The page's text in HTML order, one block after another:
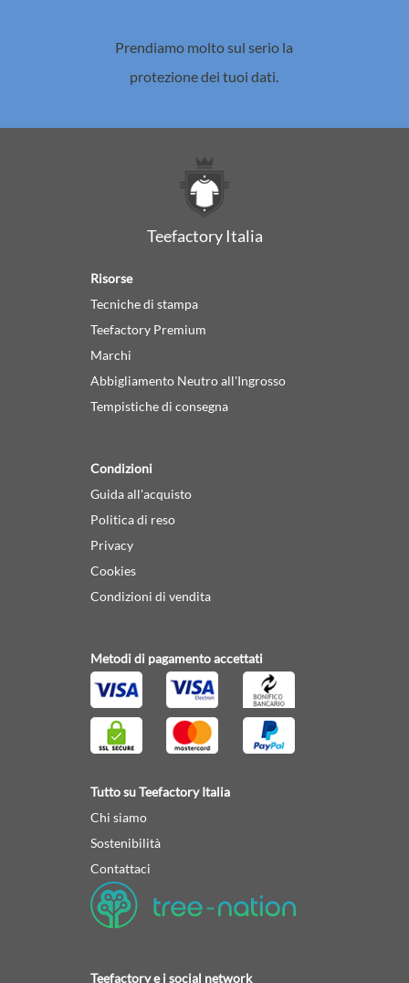
Prendiamo molto sul serio la
protezione dei tuoi dati.
Teefactory Italia
Risorse
Tecniche di stampa
Teefactory Premium
Marchi
Abbigliamento Neutro all'Ingrosso
Tempistiche di consegna
Condizioni
Guida all'acquisto
Politica di reso
Privacy
Cookies
Condizioni di vendita
Metodi di pagamento accettati
Tutto su Teefactory Italia
Chi siamo
Sostenibilità
Contattaci
Teefactory e i social network